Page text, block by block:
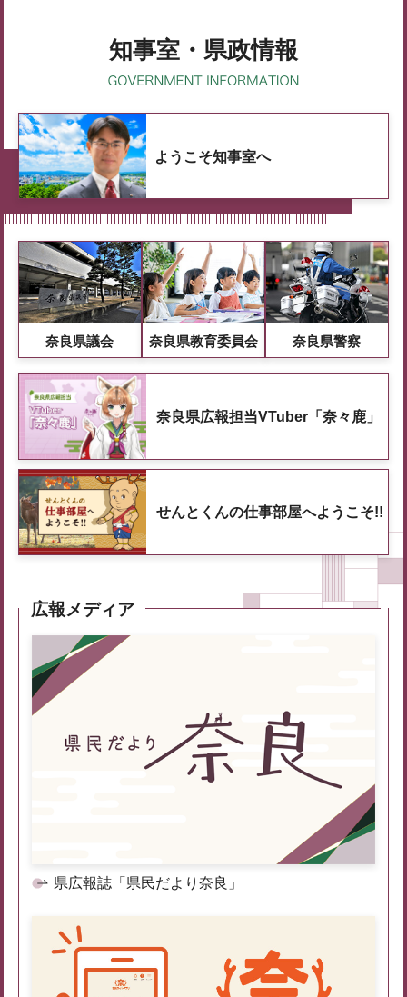
知事室・県政情報
ようこそ知事室へ
奈良県議会 奈良県教育委員会 奈良県警察
奈良県広報担当VTuber「奈々鹿」
せんとくんの仕事部屋へようこそ!!
広報メディア
県広報誌「県民だより奈良」